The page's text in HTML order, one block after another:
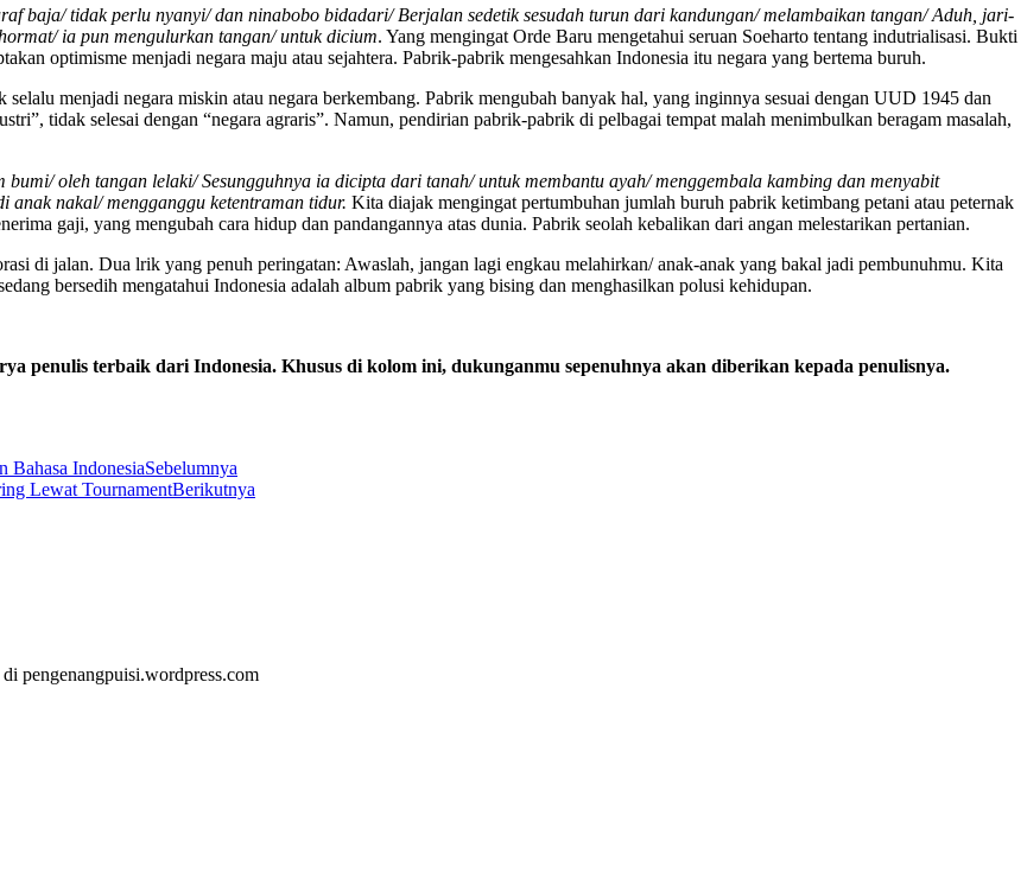
baja/ tidak perlu nyanyi/ dan ninabobo bidadari/ Berjalan sedetik sesudah turun dari kandungan/ melambaikan tangan/ Aduh, jari-
ia pun mengulurkan tangan/ untuk dicium. Yang mengingat Orde Baru mengetahui seruan Soeharto tentang indutrialisasi. Bukti
optimisme menjadi negara maju atau sejahtera. Pabrik-pabrik mengesahkan Indonesia itu negara yang bertema buruh.
menjadi negara miskin atau negara berkembang. Pabrik mengubah banyak hal, yang inginnya sesuai dengan UUD 1945 dan
tidak selesai dengan “negara agraris”. Namun, pendirian pabrik-pabrik di pelbagai tempat malah menimbulkan beragam masalah,
oleh tangan lelaki/ Sesungguhnya ia dicipta dari tanah/ untuk membantu ayah/ menggembala kambing dan menyabit
anak nakal/ mengganggu ketentraman tidur. Kita diajak mengingat pertumbuhan jumlah buruh pabrik ketimbang petani atau peternak
gaji, yang mengubah cara hidup dan pandangannya atas dunia. Pabrik seolah kebalikan dari angan melestarikan pertanian.
di jalan. Dua lrik yang penuh peringatan: Awaslah, jangan lagi engkau melahirkan/ anak-anak yang bakal jadi pembunuhmu. Kita
bersedih mengatahui Indonesia adalah album pabrik yang bising dan menghasilkan polusi kehidupan.
penulis terbaik dari Indonesia. Khusus di kolom ini, dukunganmu sepenuhnya akan diberikan kepada penulisnya.
Bahasa IndonesiaSebelumnya
Lewat TournamentBerikutnya
pengenangpuisi.wordpress.com